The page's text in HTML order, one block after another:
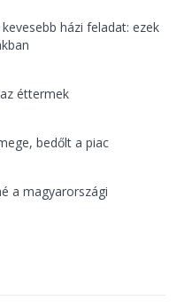
házi feladat: ezek
éttermek
bedőlt a piac
a magyarországi